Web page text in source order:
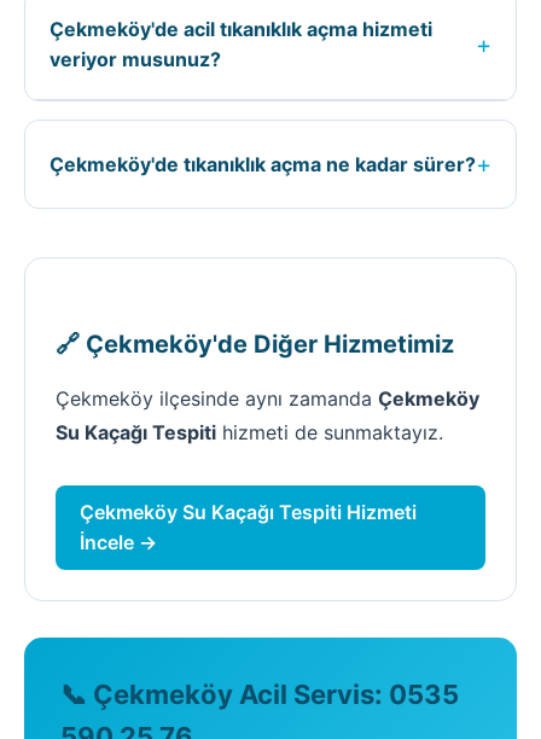
zorluğuna ve kullanılacak ekipmana göre
belirlenir. Kesin fiyat için ücretsiz keşif
yapıyoruz.
Çekmeköy'de acil tıkanıklık açma hizmeti
veriyor musunuz?
+
Evet, Çekmeköy ilçesinde 7/24 acil tıkanıklık
590 25 76 numaralı telefondan bize
Çekmeköy'de tıkanıklık açma ne kadar sürer?+
Çekmeköy'de tıkanıklık açma süresi; işin
🔗 Çekmeköy'de Diğer Hizmetimiz
Çekmeköy ilçesinde aynı zamanda Çekmeköy
Su Kaçağı Tespiti hizmeti de sunmaktayız.
Çekmeköy Su Kaçağı Tespiti Hizmeti
İncele →
📞 Çekmeköy Acil Servis: 0535